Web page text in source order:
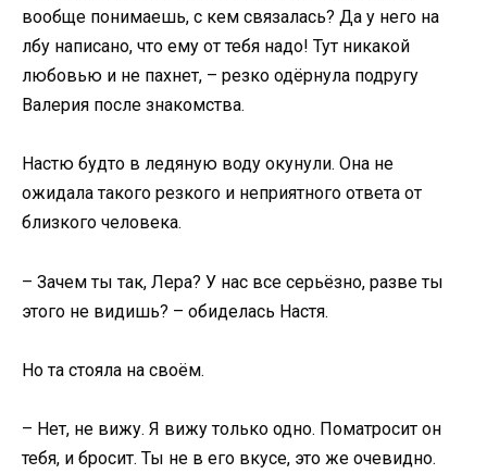
вообще понимаешь, с кем связалась? Да у него на
лбу написано, что ему от тебя надо! Тут никакой
любовью и не пахнет, – резко одёрнула подругу
Валерия после знакомства.
Настю будто в ледяную воду окунули. Она не
ожидала такого резкого и неприятного ответа от
близкого человека.
– Зачем ты так, Лера? У нас все серьёзно, разве ты
этого не видишь? – обиделась Настя.
Но та стояла на своём.
– Нет, не вижу. Я вижу только одно. Поматросит он
тебя, и бросит. Ты не в его вкусе, это же очевидно.